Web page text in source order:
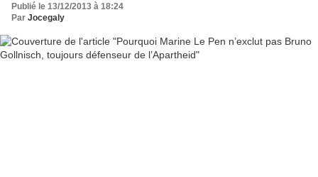
Publié le 13/12/2013 à 18:24
Par Jocegaly